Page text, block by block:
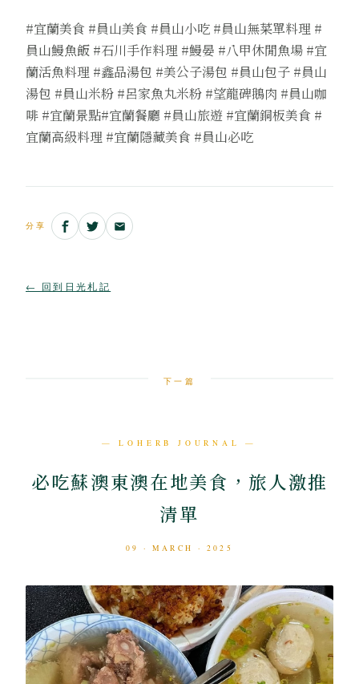
#宜蘭美食 #員山美食 #員山小吃 #員山無菜單料理 #
員山鰻魚飯 #石川手作料理 #鰻晏 #八甲休閒魚場 #宜
蘭活魚料理 #鑫品湯包 #美公子湯包 #員山包子 #員山
湯包 #員山米粉 #呂家魚丸米粉 #望龍碑鵝肉 #員山咖
啡 #宜蘭景點#宜蘭餐廳 #員山旅遊 #宜蘭銅板美食 #
宜蘭高級料理 #宜蘭隱藏美食 #員山必吃
分享
← 回到日光札記
下一篇
— LOHERB JOURNAL —
必吃蘇澳東澳在地美食，旅人激推
清單
09 · MARCH · 2025